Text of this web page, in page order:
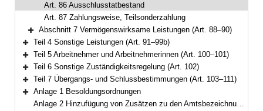
Art. 86 Ausschlusstatbestand
Art. 87 Zahlungsweise, Teilsonderzahlung
Bereich erweitern
Abschnitt 7 Vermögenswirksame Leistungen (Art. 88–90)
Bereich erweitern
Teil 4 Sonstige Leistungen (Art. 91–99b)
Bereich erweitern
Teil 5 Arbeitnehmer und Arbeitnehmerinnen (Art. 100–101)
Bereich erweitern
Teil 6 Sonstige Zuständigkeitsregelung (Art. 102)
Bereich erweitern
Teil 7 Übergangs- und Schlussbestimmungen (Art. 103–111)
Bereich erweitern
Anlage 1 Besoldungsordnungen
Anlage 2 Hinzufügung von Zusätzen zu den Amtsbezeichnungen